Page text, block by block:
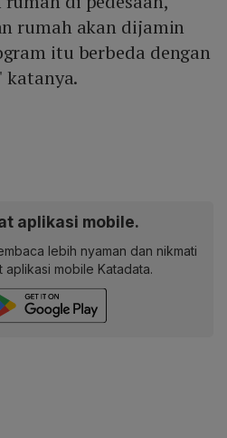
rumah akan dijamin
itu berbeda dengan
katanya.
aplikasi mobile.
lebih nyaman dan nikmati
mobile Katadata.